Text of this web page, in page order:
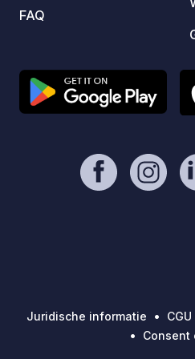
FAQ
Juridische informatie CGU
Consent